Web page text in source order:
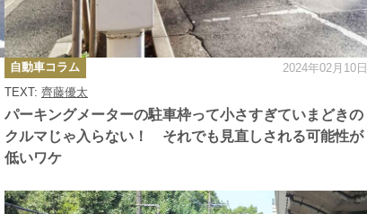
パーキングメーターの駐車枠って小さすぎていまどきの
クルマじゃ入らない！ それでも見直しされる可能性が
低いワケ
TEXT: 齊藤優太
カ
テ
ゴ
リ
自動車コラム 2024年02月10日